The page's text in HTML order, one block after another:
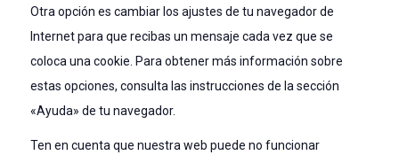
Otra opción es cambiar los ajustes de tu navegador de
Internet para que recibas un mensaje cada vez que se
coloca una cookie. Para obtener más información sobre
estas opciones, consulta las instrucciones de la sección
«Ayuda» de tu navegador.
Ten en cuenta que nuestra web puede no funcionar